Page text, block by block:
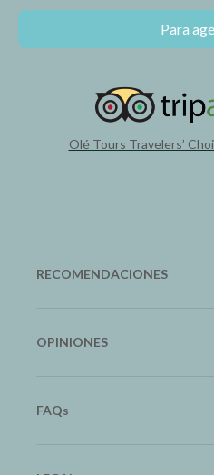
Para
Olé Tours Travelers’
RECOMENDACIONES
OPINIONES
FAQs